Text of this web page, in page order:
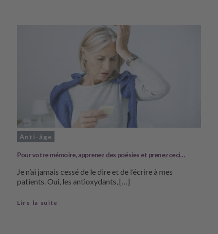
Anti-âge
Pour votre mémoire, apprenez des poésies et prenez ceci…
Je n’ai jamais cessé de le dire et de l’écrire à mes
patients. Oui, les antioxydants, […]
Lire la suite